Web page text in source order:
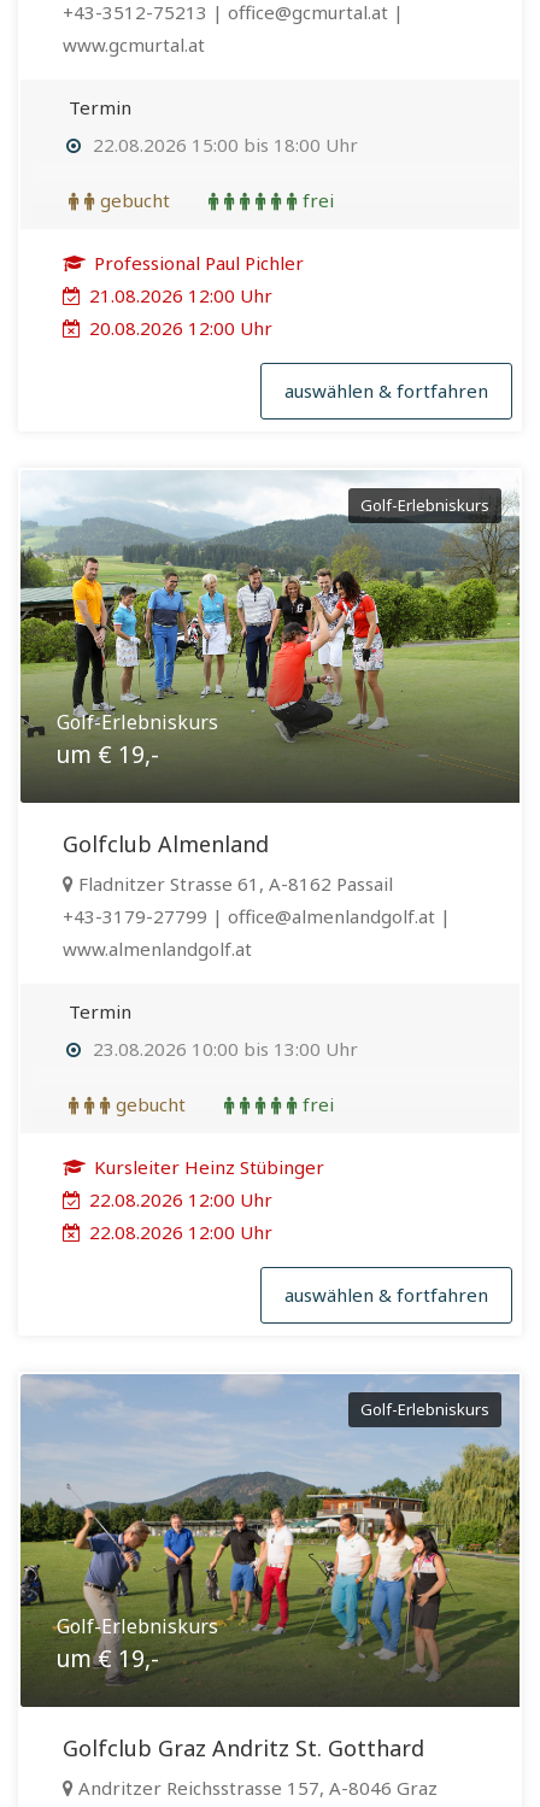
+43-3512-75213 | office@gcmurtal.at |
www.gcmurtal.at
Termin
22.08.2026 15:00 bis 18:00 Uhr
gebucht frei
Professional Paul Pichler
21.08.2026 12:00 Uhr
20.08.2026 12:00 Uhr
auswählen & fortfahren
Golf-Erlebniskurs
Golf-Erlebniskurs
um € 19,-
Golfclub Almenland
Fladnitzer Strasse 61, A-8162 Passail
+43-3179-27799 | office@almenlandgolf.at |
www.almenlandgolf.at
Termin
23.08.2026 10:00 bis 13:00 Uhr
gebucht frei
Kursleiter Heinz Stübinger
22.08.2026 12:00 Uhr
22.08.2026 12:00 Uhr
auswählen & fortfahren
Golf-Erlebniskurs
Golf-Erlebniskurs
um € 19,-
Golfclub Graz Andritz St. Gotthard
Andritzer Reichsstrasse 157, A-8046 Graz